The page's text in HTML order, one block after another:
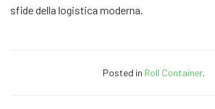
sfide della logistica moderna.
Posted in Roll Container.